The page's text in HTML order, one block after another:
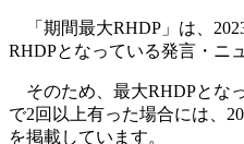
「期間最大RHDP」は、
RHDPとなっている発言・ニ
そのため、最大RHDPとな
で2回以上有った場合には、
を掲載しています。